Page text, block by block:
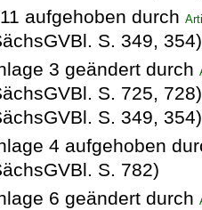
aufgehoben durch
S. 349, 354)
3 geändert durch
S. 725,
S. 349, 354)
4 aufgehoben
S. 782)
6 geändert durch